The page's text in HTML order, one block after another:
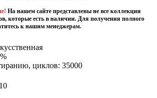
На нашем сайте представлены не все коллекции
которые есть в наличии. Для получения полного
к нашим менеджерам.
циклов: 35000